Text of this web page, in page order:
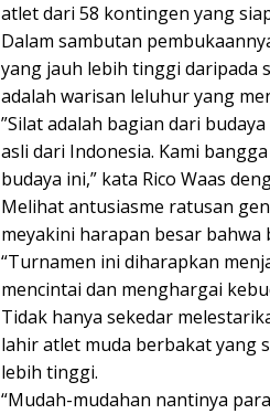
atlet dari 58 kontingen yang
Dalam sambutan
yang jauh lebih tinggi daripada
adalah warisan leluhur yang
​”Silat adalah bagian dari
asli dari Indonesia. Kami
budaya ini,” kata Rico Waas
Melihat antusiasme ratusan
meyakini harapan besar bahwa
“Turnamen ini diharapkan
mencintai dan menghargai
Tidak hanya sekedar
lahir atlet muda berbakat yang
lebih tinggi.
“Mudah-mudahan nantinya